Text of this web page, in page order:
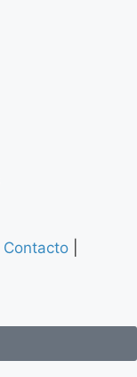
Contacto